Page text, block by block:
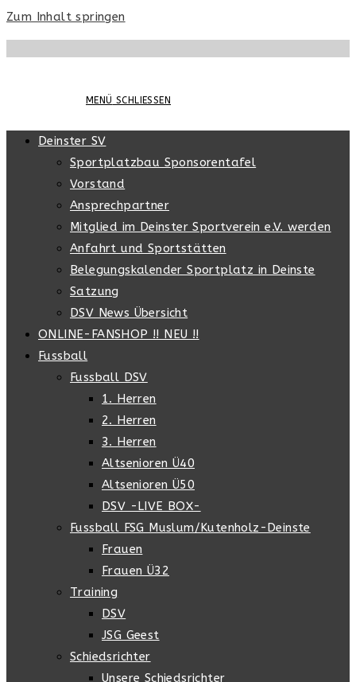
Zum Inhalt springen
MENÜ SCHLIESSEN
Deinster SV
Sportplatzbau Sponsorentafel
Vorstand
Ansprechpartner
Mitglied im Deinster Sportverein e.V. werden
Anfahrt und Sportstätten
Belegungskalender Sportplatz in Deinste
Satzung
DSV News Übersicht
ONLINE-FANSHOP !! NEU !!
Fussball
Fussball DSV
1. Herren
2. Herren
3. Herren
Altsenioren Ü40
Altsenioren Ü50
DSV -LIVE BOX-
Fussball FSG Muslum/Kutenholz-Deinste
Frauen
Frauen Ü32
Training
DSV
JSG Geest
Schiedsrichter
Unsere Schiedsrichter